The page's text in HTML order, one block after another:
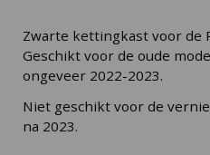
Zwarte kettingkast voor de
Geschikt voor de oude
ongeveer 2022-2023.
Niet geschikt voor de
na 2023.